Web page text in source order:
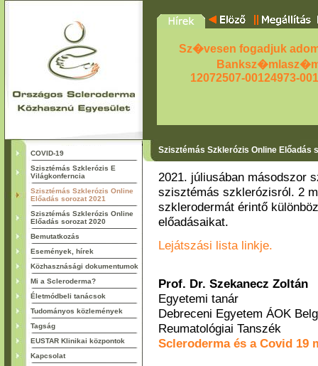
Sz�vesen fogadjuk
12072507-00124973-
COVID-19
Szisztémás Szklerózis E
Világkonferncia
Szisztémás Szklerózis Online
Előadás sorozat 2021
Szisztémás Szklerózis Online
Előadás sorozat 2020
Bemutatkozás
Események, hírek
Közhasznásági dokumentumok
Mi a Scleroderma?
Életmódbeli tanácsok
Tudományos közlemények
Tagság
EUSTAR Klinikai központok
Kapcsolat
Szisztémás Szklerózis Online Előadás
2021. júliusában másodszor
szisztémás szklerózisról. 2
szklerodermát érintő
előadásaikat.
Lejátszási lista linkje.
Prof. Dr. Szekanecz Zoltán
Egyetemi tanár
Debreceni Egyetem ÁOK
Reumatológiai Tanszék
Scleroderma és a Covid 19